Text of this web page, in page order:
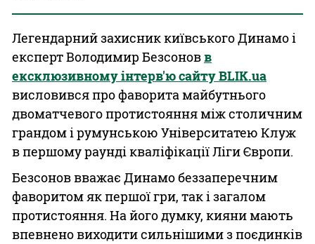
Легендарний захисник київського Динамо і
експерт Володимир Безсоновв
ексклюзивному інтерв'ю сайту BLIK.ua
висловився про фаворита майбутнього
двоматчевого протистояння між столичним
грандом і румунською Університатею Клуж
в першому раунді кваліфікації Ліги Європи.
Безсонов вважає Динамо беззаперечним
фаворитом як першої гри, так і загалом
протистояння. На його думку, кияни мають
впевнено виходити сильнішими з поєдинків